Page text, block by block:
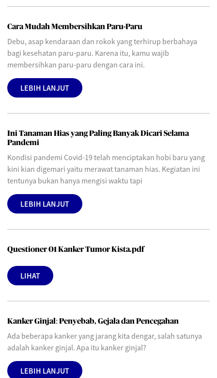
Cara Mudah Membersihkan Paru-Paru
Debu, asap kendaraan dan rokok yang terhirup berbahaya
bagi kesehatan paru-paru. Karena itu, kamu wajib
membersihkan paru-paru dengan cara ini.
LEBIH LANJUT
Ini Tanaman Hias yang Paling Banyak Dicari Selama
Pandemi
Kondisi pandemi Covid-19 telah menciptakan hobi baru yang
kini kian digemari yaitu merawat tanaman hias. Kegiatan ini
tentunya bukan hanya mengisi waktu tapi
LEBIH LANJUT
Questioner 01 Kanker Tumor Kista.pdf
LIHAT
Kanker Ginjal: Penyebab, Gejala dan Pencegahan
Ada beberapa kanker yang jarang kita dengar, salah satunya
adalah kanker ginjal. Apa itu kanker ginjal?
LEBIH LANJUT